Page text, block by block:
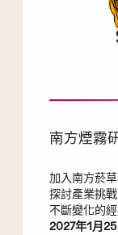
南方煙霧
加入南方菸
探討產業挑
不斷變化的
2027年1月